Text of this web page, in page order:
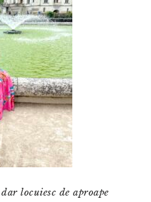
locuiesc de aproape